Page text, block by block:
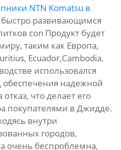
NTN Komatsu в
развивающимся
con Продукт будет
таким как Европа,
Ecuador,Cambodia,
использовался
надежной
что делает его
покупателями в Джидде.
внутри
городов,
очень беспроблемна,